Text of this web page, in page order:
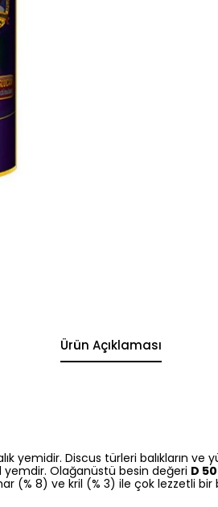
Ürün Açıklaması
yemidir. Discus türleri balıkların ve
yemdir. Olağanüstü besin değeri D
8) ve kril (% 3) ile çok lezzetli bir